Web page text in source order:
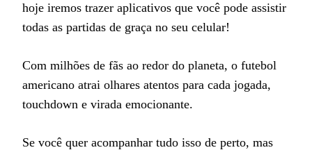
hoje iremos trazer aplicativos que você pode assistir
todas as partidas de graça no seu celular!
Com milhões de fãs ao redor do planeta, o futebol
americano atrai olhares atentos para cada jogada,
touchdown e virada emocionante.
Se você quer acompanhar tudo isso de perto, mas